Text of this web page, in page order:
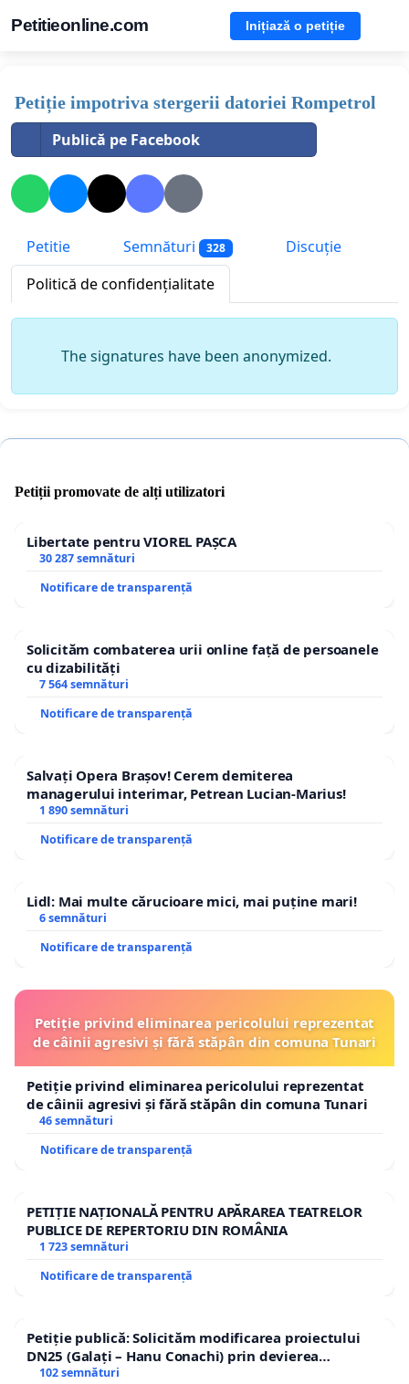
Petitieonline.com Inițiază o petiție
Petiție impotriva stergerii datoriei Rompetrol
Publică pe Facebook
Petitie Semnături 328
Discuție
Politică de confidențialitate
The signatures have been anonymized.
Petiții promovate de alți utilizatori
Libertate pentru VIOREL PAȘCA
30 287 semnături
Notificare de transparență
Solicităm combaterea urii online față de persoanele
cu dizabilități
7 564 semnături
Notificare de transparență
Salvați Opera Brașov! Cerem demiterea
managerului interimar, Petrean Lucian-Marius!
1 890 semnături
Notificare de transparență
Lidl: Mai multe cărucioare mici, mai puține mari!
6 semnături
Notificare de transparență
Petiție privind eliminarea pericolului reprezentat
de câinii agresivi și fără stăpân din comuna Tunari
Petiție privind eliminarea pericolului reprezentat
de câinii agresivi și fără stăpân din comuna Tunari
46 semnături
Notificare de transparență
PETIȚIE NAȚIONALĂ PENTRU APĂRAREA TEATRELOR
PUBLICE DE REPERTORIU DIN ROMÂNIA
1 723 semnături
Notificare de transparență
Petiție publică: Solicităm modificarea proiectului
DN25 (Galați – Hanu Conachi) prin devierea
traseului în afara localităților!
102 semnături